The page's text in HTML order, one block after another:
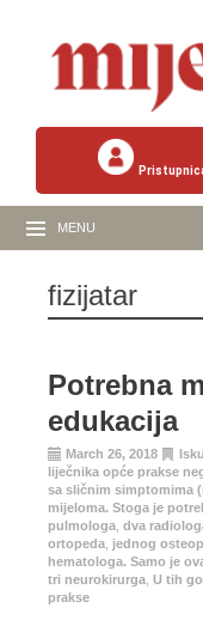
MENU
fizijatar
Potrebna
edukacija
March 26, 2018
liječnika opće prakse
sa sličnim simptomima
mijeloma. Stoga je
pulmologa dva
ortopeda jednog
hematologa. Samo je
tri neurokirurga U tih
prakse